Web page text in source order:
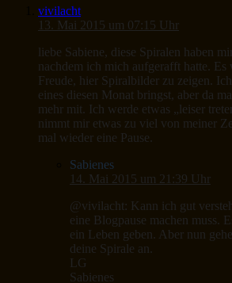
vivilacht
13. Mai 2015 um 07:15 Uhr
liebe Sabiene, diese Spiralen haben
nachdem ich mich aufgerafft hatte. Es
Freude, hier Spiralbilder zu zeigen.
eines diesen Monat bringst, aber da
mehr mit. Ich werde etwas „leiser
nimmt mir etwas zu viel von meiner
mal wieder eine Pause.
Sabienes
14. Mai 2015 um 21:39 Uhr
@vivilacht: Kann ich gut
eine Blogpause machen muss.
ein Leben geben. Aber nun
deine Spirale an.
LG
Sabienes